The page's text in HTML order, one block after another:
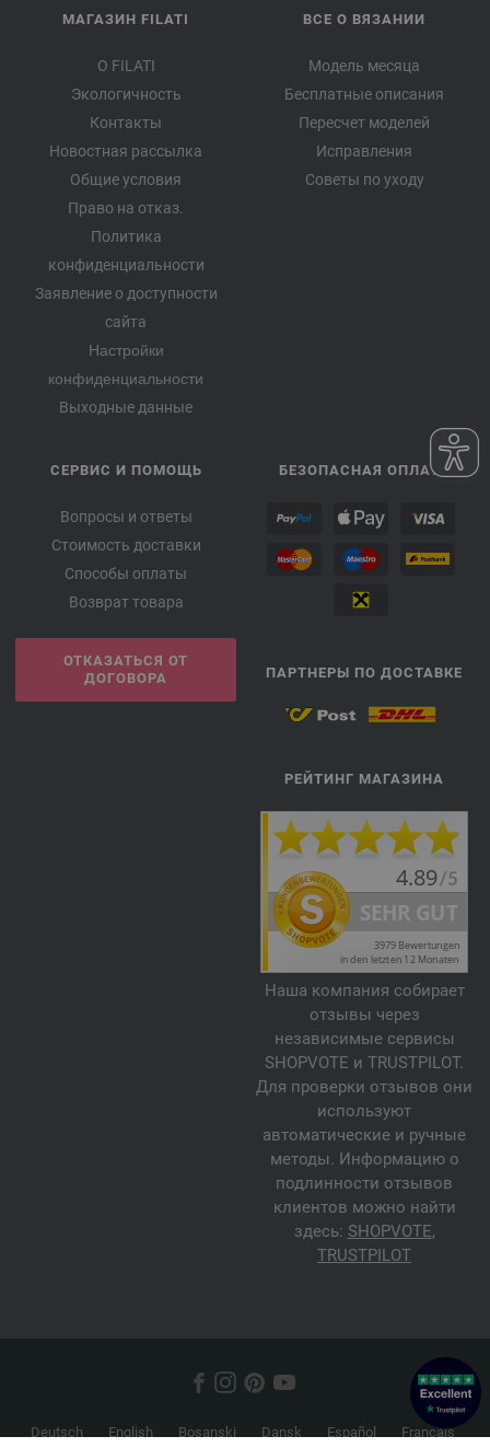
МАГАЗИН FILATI
О FILATI
Экологичность
Контакты
Новостная рассылка
Общие условия
Право на отказ.
Политика
конфиденциальности
Заявление о доступности
сайта
Настройки
конфиденциальности
Выходные данные
ВСЕ О ВЯЗАНИИ
Модель месяца
Бесплатные описания
Пересчет моделей
Исправления
Советы по уходу
СЕРВИС И ПОМОЩЬ
Вопросы и ответы
Стоимость доставки
Способы оплаты
Возврат товара
ОТКАЗАТЬСЯ ОТ
ДОГОВОРА
БЕЗОПАСНАЯ ОПЛАТА
ПАРТНЕРЫ ПО ДОСТАВКЕ
РЕЙТИНГ МАГАЗИНА
Наша компания собирает
отзывы через
независимые сервисы
SHOPVOTE и TRUSTPILOT.
Для проверки отзывов они
используют
автоматические и ручные
методы. Информацию о
подлинности отзывов
клиентов можно найти
здесь: SHOPVOTE,
TRUSTPILOT
Deutsch English Bosanski Dansk Español Français